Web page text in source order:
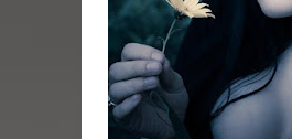
Parte 03: La Traición
Parte 02: Vuelve el
Parte 03: Reflexiones